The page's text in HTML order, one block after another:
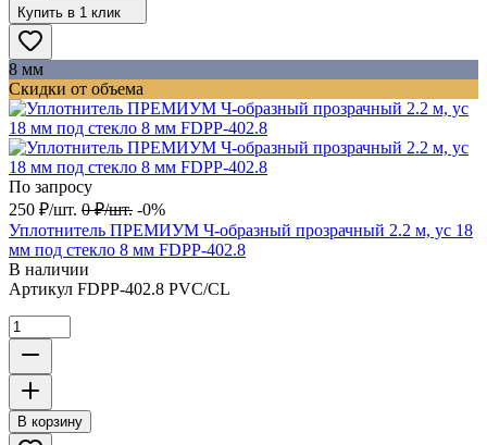
Купить в 1 клик
8 мм
Скидки от объема
По запросу
250 ₽/шт. 0 ₽/шт. -0%
Уплотнитель ПРЕМИУМ Ч-образный прозрачный 2.2 м, ус 18
мм под стекло 8 мм FDPP-402.8
В наличии
Артикул FDPP-402.8 PVC/CL
В корзину